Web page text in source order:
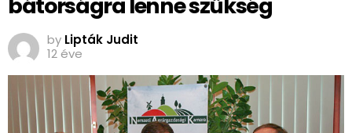
by Lipták Judit
12 éve